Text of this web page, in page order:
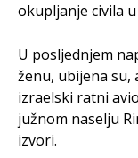
okupljanje civila
U posljednjem
ženu, ubijena su,
izraelski ratni
južnom naselju
izvori.